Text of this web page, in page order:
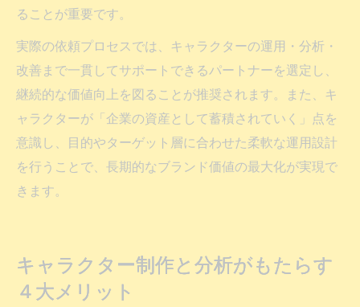
ることが重要です。
実際の依頼プロセスでは、キャラクターの運用・分析・
改善まで一貫してサポートできるパートナーを選定し、
継続的な価値向上を図ることが推奨されます。また、キ
ャラクターが「企業の資産として蓄積されていく」点を
意識し、目的やターゲット層に合わせた柔軟な運用設計
を行うことで、長期的なブランド価値の最大化が実現で
きます。
キャラクター制作と分析がもたらす
４大メリット